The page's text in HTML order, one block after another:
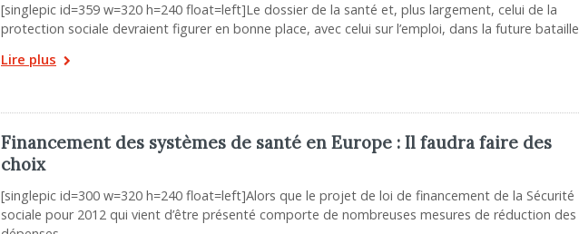
[singlepic id=359 w=320 h=240 float=left]Le dossier de la santé et, plus largement, celui de la
protection sociale devraient figurer en bonne place, avec celui sur l’emploi, dans la future bataille
Lire plus
Financement des systèmes de santé en Europe : Il faudra faire des
choix
[singlepic id=300 w=320 h=240 float=left]Alors que le projet de loi de financement de la Sécurité
sociale pour 2012 qui vient d’être présenté comporte de nombreuses mesures de réduction des